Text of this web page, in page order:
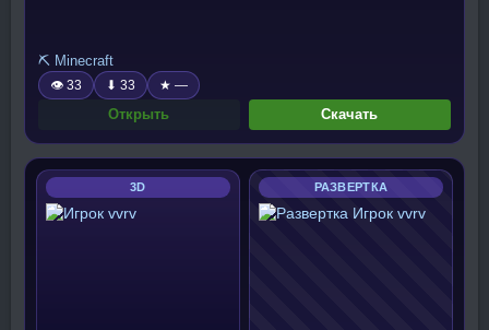
⛏️ Minecraft
👁 33 ⬇ 33 ★ —
Открыть Скачать
3D РАЗВЕРТКА